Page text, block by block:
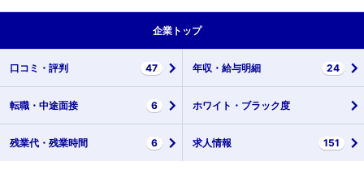
企業 トップ
口コミ・ 評判 47 年収・ 給与明細 24
転職・ 中途面接 6 ホワイト・ ブラック度
残業代・ 残業時間 6 求人情報 151